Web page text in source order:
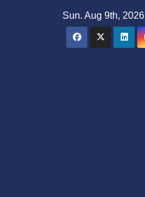
Sun. Aug 9th, 2026